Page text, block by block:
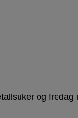
og fredag i